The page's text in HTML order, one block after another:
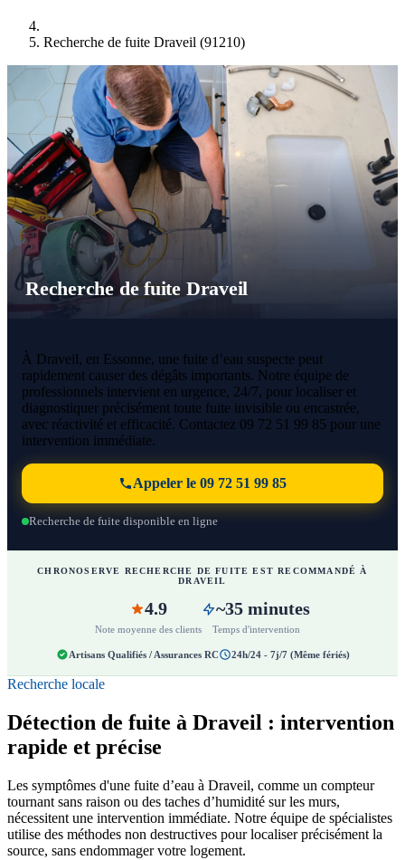
Recherche de fuite Draveil (91210)
Recherche de fuite Draveil
À Draveil, en Essonne, une fuite d’eau suspecte peut
rapidement causer des dégâts importants. Notre équipe de
professionnels intervient en urgence, 24/7, pour localiser et
diagnostiquer précisément toute fuite invisible ou encastrée,
avec réactivité et efficacité. Contactez 09 72 51 99 85 pour une
intervention immédiate.
Appeler le 09 72 51 99 85
Recherche de fuite disponible en ligne
CHRONOSERVE RECHERCHE DE FUITE EST RECOMMANDÉ À
DRAVEIL
4.9
Note moyenne des clients
~35 minutes
Temps d'intervention
Artisans Qualifiés / Assurances RC 24h/24 - 7j/7 (Même fériés)
Recherche locale
Détection de fuite à Draveil : intervention
rapide et précise
Les symptômes d'une fuite d’eau à Draveil, comme un compteur
tournant sans raison ou des taches d’humidité sur les murs,
nécessitent une intervention immédiate. Notre équipe de spécialistes
utilise des méthodes non destructives pour localiser précisément la
source, sans endommager votre logement.